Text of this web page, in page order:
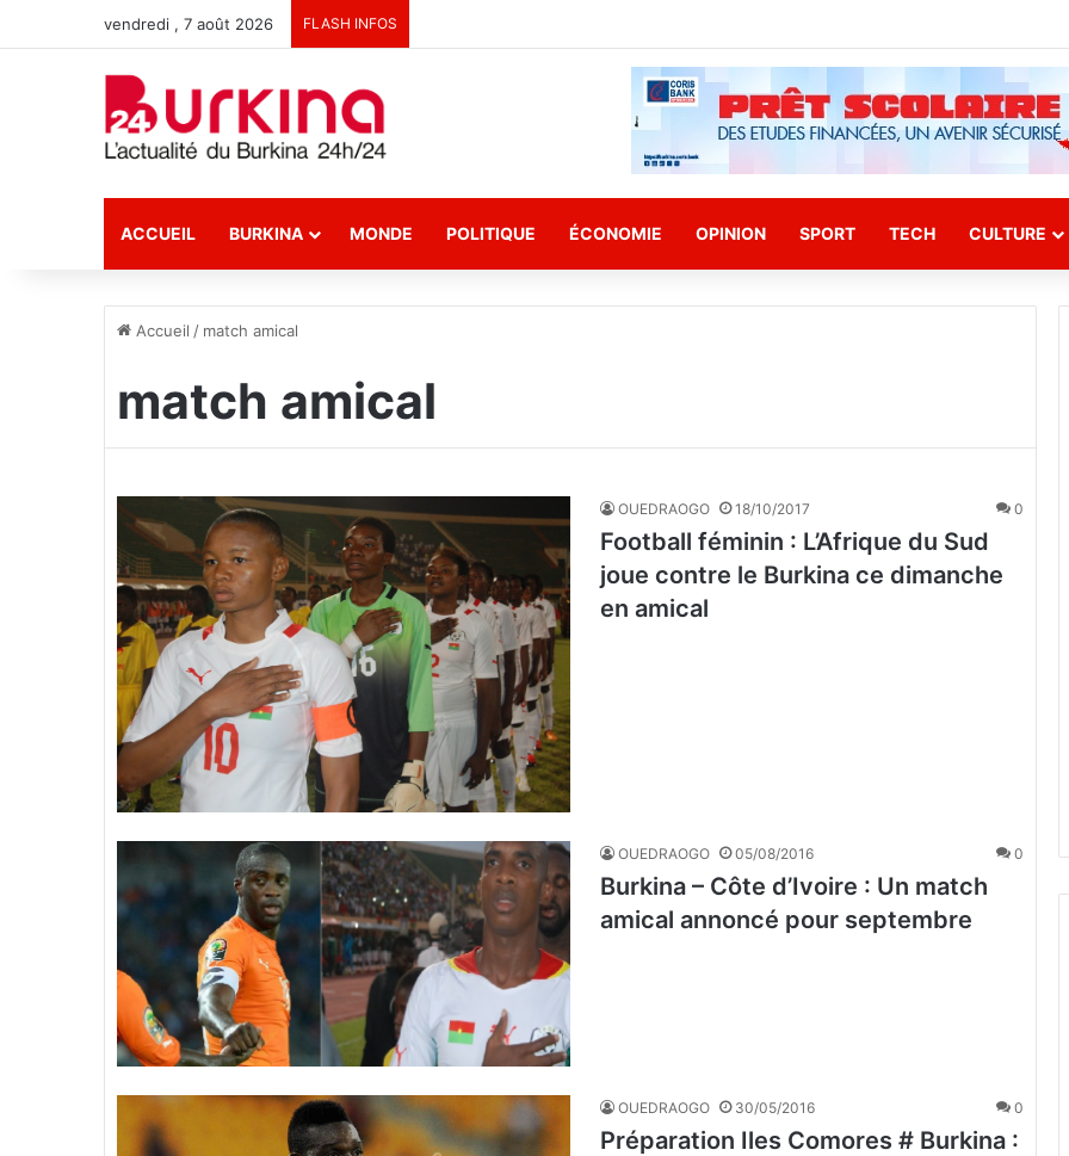
vendredi , 7 août 2026 FLASH INFOS
ACCUEIL BURKINA MONDE POLITIQUE ÉCONOMIE OPINION SPORT TECH CULTURE
Accueil / match amical
match amical
OUEDRAOGO 18/10/2017 0
Football féminin : L’Afrique du Sud
joue contre le Burkina ce dimanche
en amical
OUEDRAOGO 05/08/2016 0
Burkina – Côte d’Ivoire : Un match
amical annoncé pour septembre
OUEDRAOGO 30/05/2016 0
Préparation Iles Comores # Burkina :